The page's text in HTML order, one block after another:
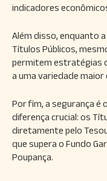
indicadores
Além disso, enquanto
Títulos Públicos,
permitem estratégias
a uma variedade
Por fim, a segurança é
diferença crucial: os
diretamente pelo
que supera o Fundo
Poupança.